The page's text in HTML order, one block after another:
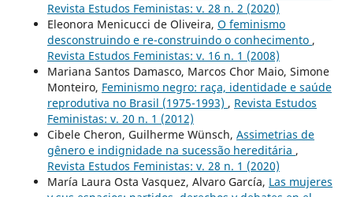
Revista Estudos Feministas: v. 28 n. 2 (2020)
Eleonora Menicucci de Oliveira, O feminismo
desconstruindo e re-construindo o conhecimento ,
Revista Estudos Feministas: v. 16 n. 1 (2008)
Mariana Santos Damasco, Marcos Chor Maio, Simone
Monteiro, Feminismo negro: raça, identidade e saúde
reprodutiva no Brasil (1975-1993) , Revista Estudos
Feministas: v. 20 n. 1 (2012)
Cibele Cheron, Guilherme Wünsch, Assimetrias de
gênero e indignidade na sucessão hereditária ,
Revista Estudos Feministas: v. 28 n. 1 (2020)
María Laura Osta Vasquez, Alvaro García, Las mujeres